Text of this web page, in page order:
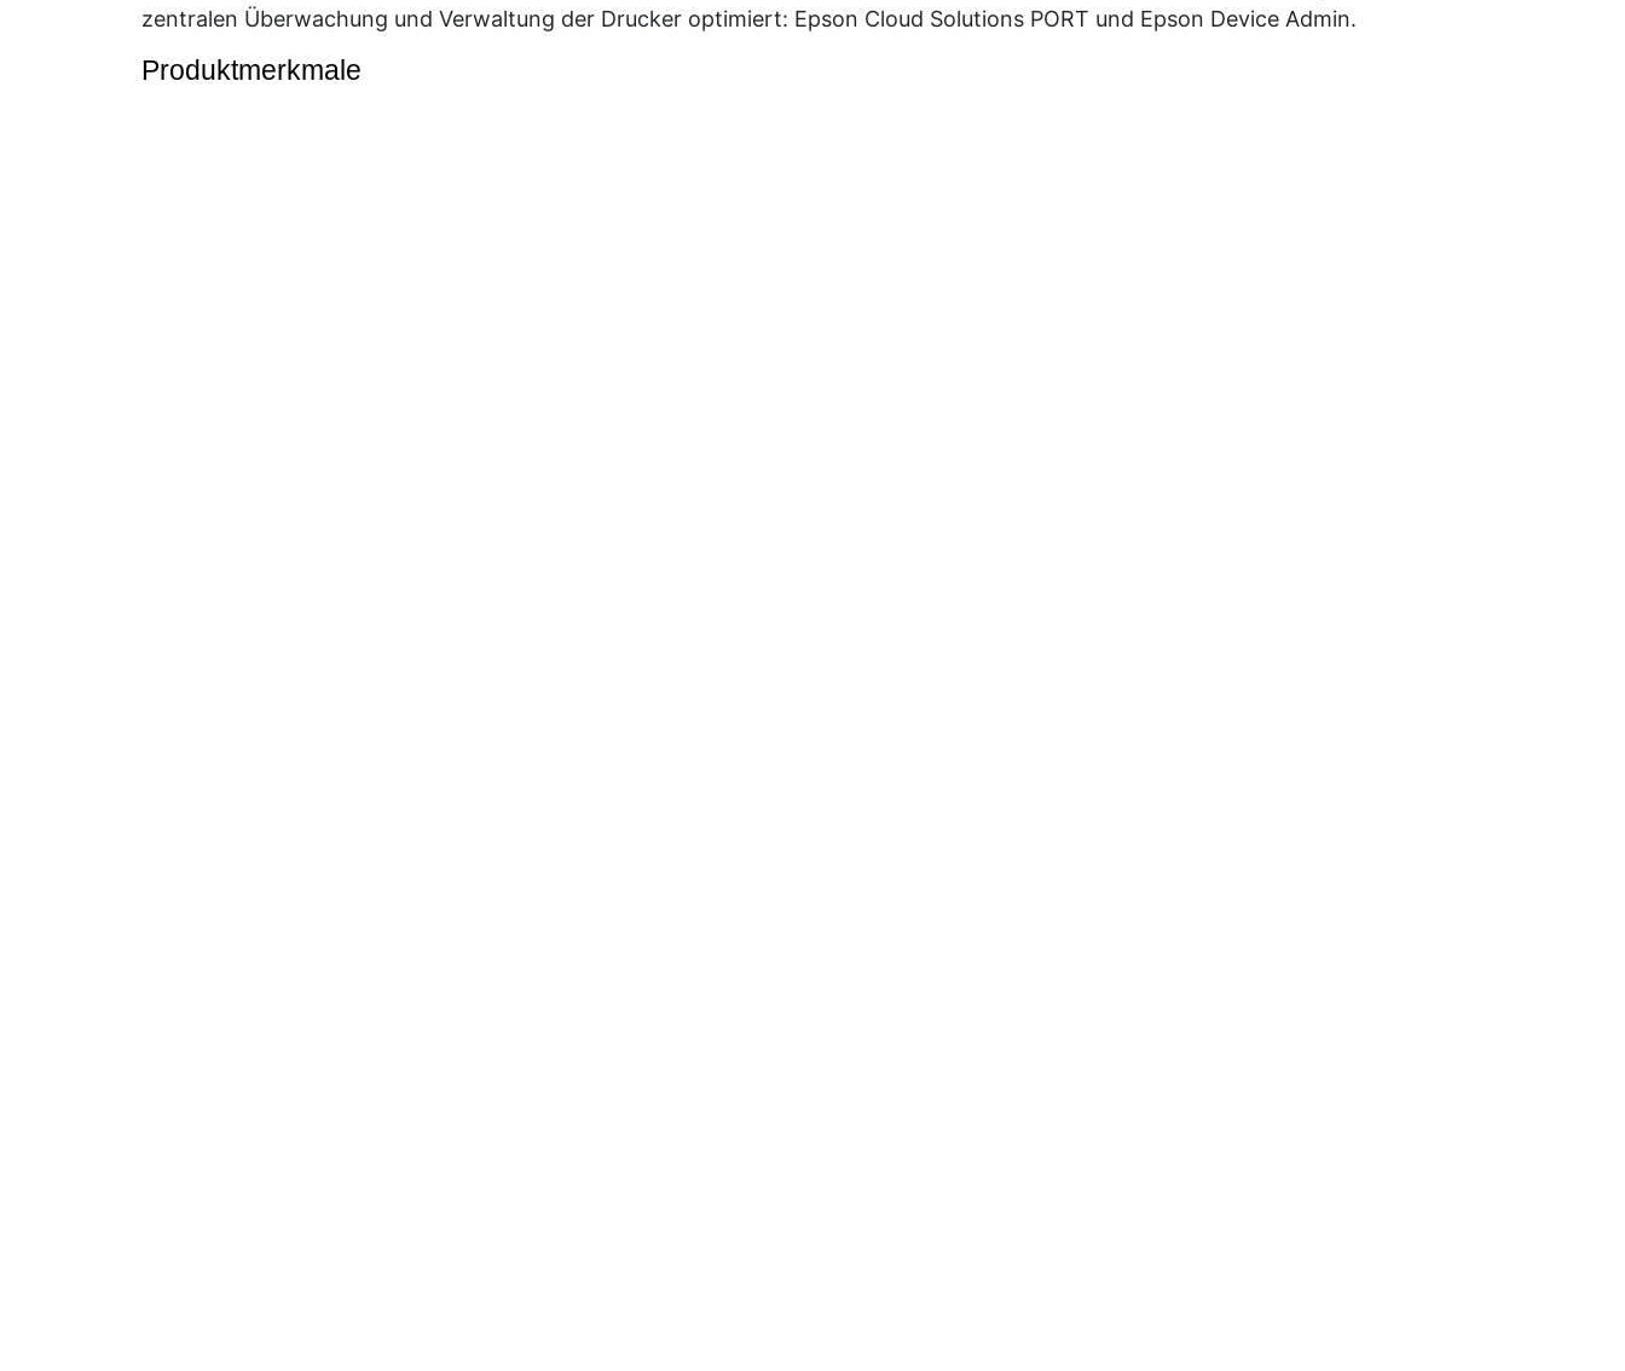
zentralen Überwachung und Verwaltung der Drucker optimiert: Epson Cloud Solutions PORT und Epson Device Admin.
Produktmerkmale